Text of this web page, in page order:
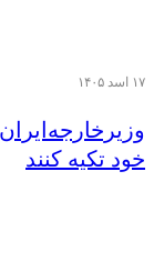
۱۷ اسد ۱۴۰۵
خود تکیه کنند